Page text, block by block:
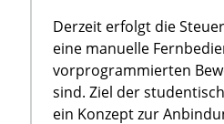
Derzeit erfolgt die
eine manuelle
vorprogrammierten
sind. Ziel der
ein Konzept zur